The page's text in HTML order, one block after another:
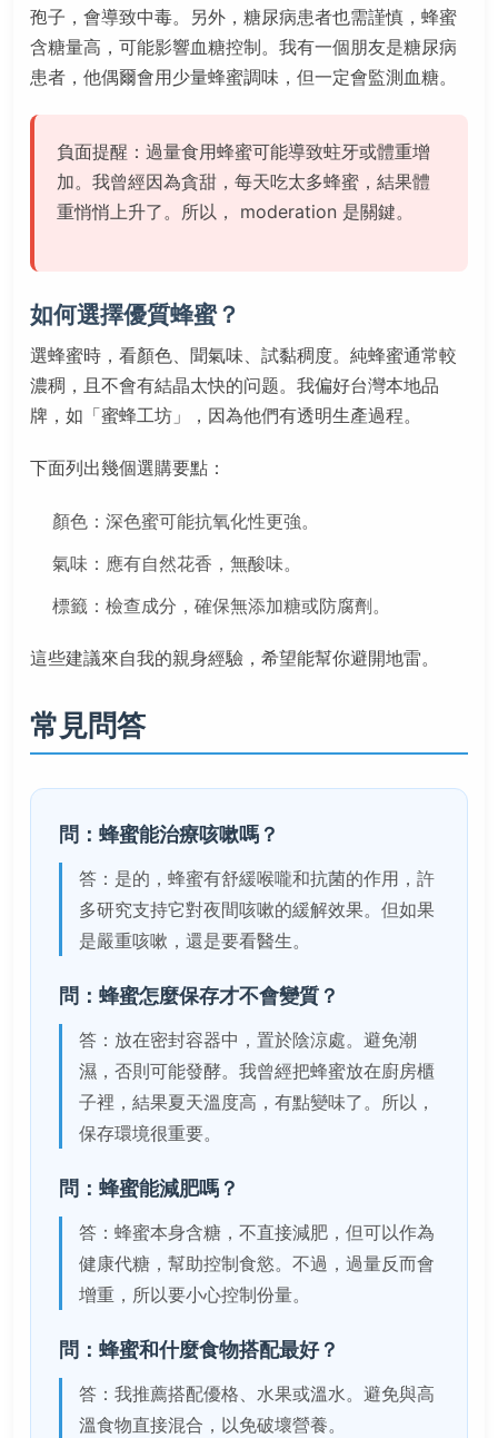
孢子，會導致中毒。另外，糖尿病患者也需謹慎，蜂蜜
含糖量高，可能影響血糖控制。我有一個朋友是糖尿病
患者，他偶爾會用少量蜂蜜調味，但一定會監測血糖。
負面提醒：過量食用蜂蜜可能導致蛀牙或體重增
加。我曾經因為貪甜，每天吃太多蜂蜜，結果體
重悄悄上升了。所以， moderation 是關鍵。
如何選擇優質蜂蜜？
選蜂蜜時，看顏色、聞氣味、試黏稠度。純蜂蜜通常較
濃稠，且不會有結晶太快的问题。我偏好台灣本地品
牌，如「蜜蜂工坊」，因為他們有透明生產過程。
下面列出幾個選購要點：
顏色：深色蜜可能抗氧化性更強。
氣味：應有自然花香，無酸味。
標籤：檢查成分，確保無添加糖或防腐劑。
這些建議來自我的親身經驗，希望能幫你避開地雷。
常見問答
問：蜂蜜能治療咳嗽嗎？
答：是的，蜂蜜有舒緩喉嚨和抗菌的作用，許
多研究支持它對夜間咳嗽的緩解效果。但如果
是嚴重咳嗽，還是要看醫生。
問：蜂蜜怎麼保存才不會變質？
答：放在密封容器中，置於陰涼處。避免潮
濕，否則可能發酵。我曾經把蜂蜜放在廚房櫃
子裡，結果夏天溫度高，有點變味了。所以，
保存環境很重要。
問：蜂蜜能減肥嗎？
答：蜂蜜本身含糖，不直接減肥，但可以作為
健康代糖，幫助控制食慾。不過，過量反而會
增重，所以要小心控制份量。
問：蜂蜜和什麼食物搭配最好？
答：我推薦搭配優格、水果或溫水。避免與高
溫食物直接混合，以免破壞營養。